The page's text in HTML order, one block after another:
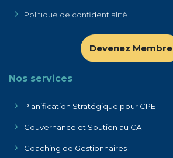
Politique de confidentialité
Devenez Membre
Nos services
Planificatio​n Stratégique pour C​PE
Gouvernance et Soutien au CA
Coaching de Gestionnaires